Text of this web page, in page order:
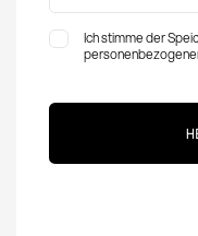
Ich stimme der